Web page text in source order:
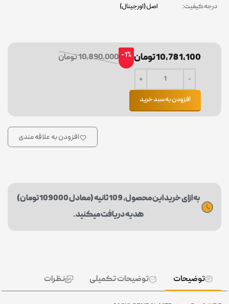
کیفیت: اصل (اورجینال)
10,781,100 تومان -1% 10,890,000 تومان
افزودن به سبد خرید
افزودن به علاقه مندی
به ازای خرید این محصول، 109 ثانیه (معادل 109000 تومان)
هدیه دریافت میکنید.
توضیحات توضیحات تکمیلی نظرات